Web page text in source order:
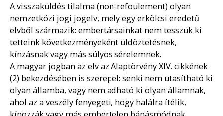
A visszaküldés tilalma (non-refoulement) olyan
nemzetközi jogi jogelv, mely egy erkölcsi eredetű
elvből származik: embertársainkat nem tesszük ki
tetteink következményeként üldöztetésnek,
kínzásnak vagy más súlyos sérelemnek.
A magyar jogban az elv az Alaptörvény XIV. cikkének
(2) bekezdésében is szerepel: senki nem utasítható ki
olyan államba, vagy nem adható ki olyan államnak,
ahol az a veszély fenyegeti, hogy halálra ítélik,